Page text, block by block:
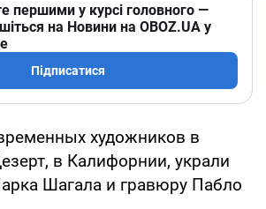
першими у курсі головного —
на Новини на OBOZ.UA у
Підписатися
художников в
в Калифорнии, украли
Шагала и гравюру Пабло